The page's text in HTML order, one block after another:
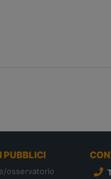
PUBBLICI
osservatorio